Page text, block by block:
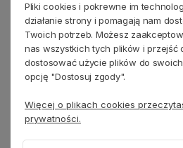
NASI PARTNERZY
Pliki cookies i pokrewne im
działanie strony i pomagają nam
Twoich potrzeb. Możesz
nas wszystkich tych plików i przejść
dostosować użycie plików do
opcję "Dostosuj zgody".
Więcej o plikach cookies
prywatności.